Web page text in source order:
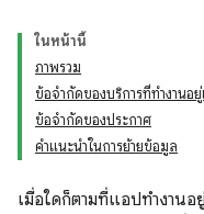
ในหน้านี้
ภาพรวม
ข้อจํากัดของบริการที่ทำงานอ
ข้อจำกัดของประกาศ
คำแนะนำในการย้ายข้อมูล
เมื่อใดก็ตามที่แอปทำงาน